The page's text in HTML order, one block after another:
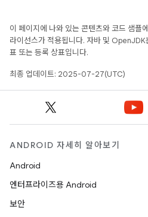
이 페이지에 나와 있는 콘텐츠와 코드 샘플
라이선스가 적용됩니다. 자바 및
표 또는 등록 상표입니다.
최종 업데이트: 2025-07-27(UTC)
ANDROID 자세히 알아보기
Android
엔터프라이즈용 Android
보안